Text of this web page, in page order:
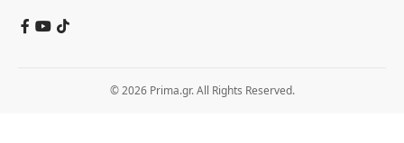
© 2026 Prima.gr. All Rights Reserved.